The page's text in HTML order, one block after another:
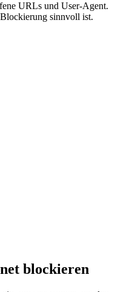
URLs und User-Agent.
sinnvoll ist.
blockieren